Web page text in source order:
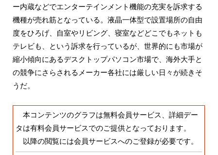
ー内蔵などでエンターテインメント機能の充実を訴求する
機種が売れ筋となっている。液晶一体型で設置場所の自由
度をひろげ、自室やリビング、寝室などどこでもネットも
テレビも、という訴求を行っているが、世界的にも市場が
縮小傾向にあるデスクトップパソコン市場で、海外大手と
の競争にさらされるメーカー各社には厳しい日々が続きそ
うだ。
本コンテンツのグラフは無料会員サービス、詳細デー
タは有料会員サービスでのご提供となっております。
以降の閲覧には会員サービスへのご登録が必要です。